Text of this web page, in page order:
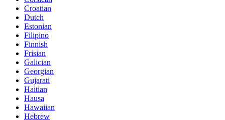
Croatian
Dutch
Estonian
Filipino
Finnish
Frisian
Galician
Georgian
Gujarati
Haitian
Hausa
Hawaiian
Hebrew